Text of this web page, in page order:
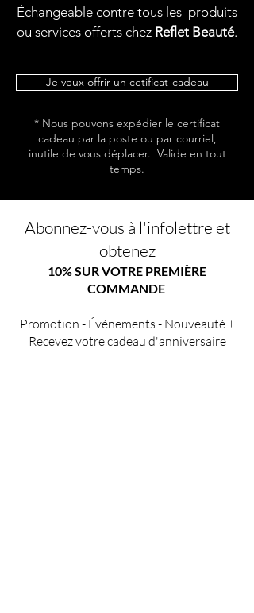
Échangeable contre tous les produits
ou services offerts chez Reflet Beauté.
Je veux offrir un cetificat-cadeau
* Nous pouvons expédier le certificat
cadeau par la poste ou par courriel,
inutile de vous déplacer. Valide en tout
temps.
Abonnez-vous à l'infolettre et
obtenez
10% SUR VOTRE PREMIÈRE
COMMANDE
Promotion - Événements - Nouveauté +
Recevez votre cadeau d'anniversaire